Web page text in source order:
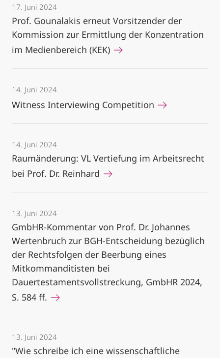
17. Juni 2024
Prof. Gounalakis erneut Vorsitzender der
Kommission zur Ermittlung der Konzentration
im Medienbereich (KEK)
14. Juni 2024
Witness Interviewing Competition
14. Juni 2024
Raumänderung: VL Vertiefung im Arbeitsrecht
bei Prof. Dr. Reinhard
13. Juni 2024
GmbHR-Kommentar von Prof. Dr. Johannes
Wertenbruch zur BGH-Entscheidung bezüglich
der Rechtsfolgen der Beerbung eines
Mitkommanditisten bei
Dauertestamentsvollstreckung, GmbHR 2024,
S. 584 ff.
13. Juni 2024
"Wie schreibe ich eine wissenschaftliche